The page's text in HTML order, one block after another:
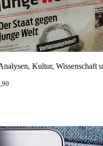
Kultur, Wissenschaft